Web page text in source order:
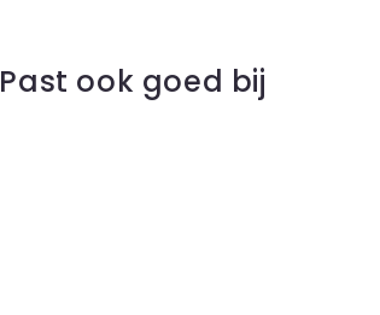
Past ook goed bij